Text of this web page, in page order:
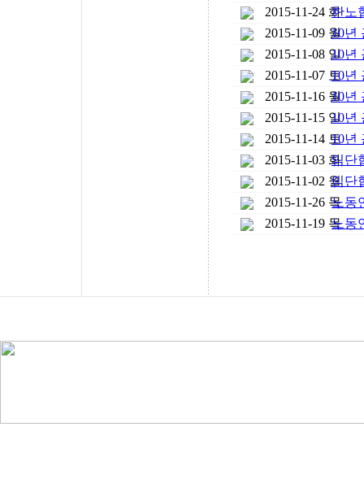
2015-11-24 화한노
2015-11-09 월10년
2015-11-08 일10년
2015-11-07 토10년
2015-11-16 월10년
2015-11-15 일10년
2015-11-14 토10년
2015-11-03 화임단
2015-11-02 월임단
2015-11-26 목노동
2015-11-19 목노동